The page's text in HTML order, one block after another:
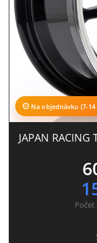
Na objednávku (7-
JAPAN